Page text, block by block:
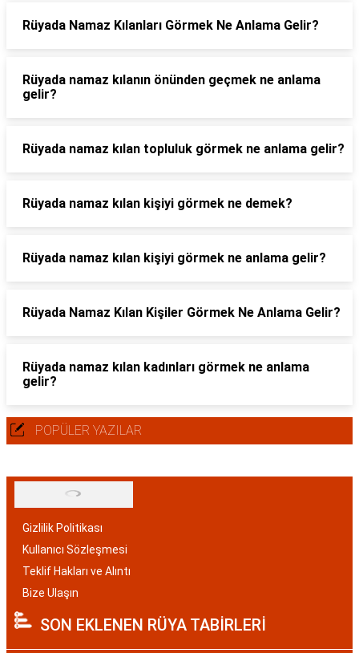
Rüyada Namaz Kılanları Görmek Ne Anlama Gelir?
Rüyada namaz kılanın önünden geçmek ne anlama
gelir?
Rüyada namaz kılan topluluk görmek ne anlama gelir?
Rüyada namaz kılan kişiyi görmek ne demek?
Rüyada namaz kılan kişiyi görmek ne anlama gelir?
Rüyada Namaz Kılan Kişiler Görmek Ne Anlama Gelir?
Rüyada namaz kılan kadınları görmek ne anlama
gelir?
POPÜLER YAZILAR
Gizlilik Politikası
Kullanıcı Sözleşmesi
Teklif Hakları ve Alıntı
Bize Ulaşın
SON EKLENEN RÜYA TABİRLERİ